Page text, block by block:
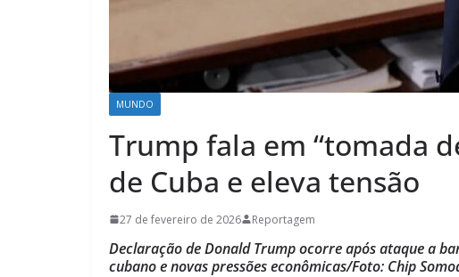
MUNDO
Trump fala em “tomada
de Cuba e eleva tensão
27 de fevereiro de 2026 Reportagem
Declaração de Donald Trump ocorre após ataque a
cubano e novas pressões econômicas/Foto: Chip